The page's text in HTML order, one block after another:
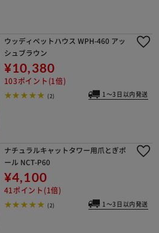
ウッディペットハウス WPH-460 アッ
シュブラウン
¥10,380
103ポイント(1倍)
(2) 1～3日以内発送
ナチュラルキャットタワー用爪とぎポ
ール NCT-P60
¥4,100
41ポイント(1倍)
(2) 1～3日以内発送